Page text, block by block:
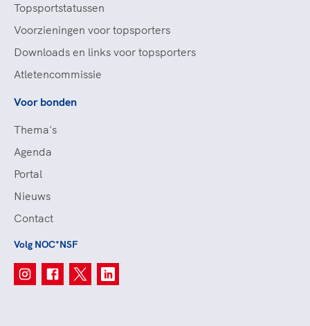
Topsportstatussen
Voorzieningen voor topsporters
Downloads en links voor topsporters
Atletencommissie
Voor bonden
Thema's
Agenda
Portal
Nieuws
Contact
Volg NOC*NSF